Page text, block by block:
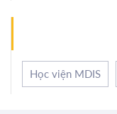
Học viện MDIS